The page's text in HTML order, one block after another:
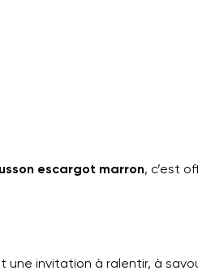
escargot marron, c’est
une invitation à ralentir, à